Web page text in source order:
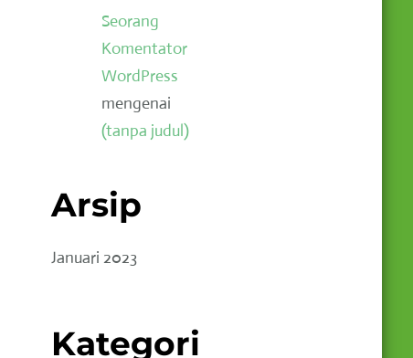
Seorang
Komentator
WordPress
mengenai
(tanpa judul)
Arsip
Januari 2023
Kategori